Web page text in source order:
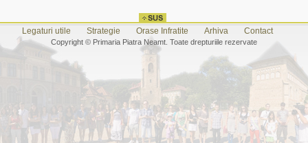
Legaturi utile Strategie Orase Infratite Arhiva Contact
Copyright © Primaria Piatra Neamt. Toate drepturiile rezervate